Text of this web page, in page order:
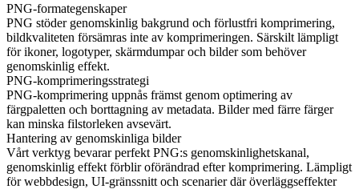
PNG-formategenskaper
PNG stöder genomskinlig bakgrund och förlustfri komprimering,
bildkvaliteten försämras inte av komprimeringen. Särskilt lämpligt
för ikoner, logotyper, skärmdumpar och bilder som behöver
genomskinlig effekt.
PNG-komprimeringsstrategi
PNG-komprimering uppnås främst genom optimering av
färgpaletten och borttagning av metadata. Bilder med färre färger
kan minska filstorleken avsevärt.
Hantering av genomskinliga bilder
Vårt verktyg bevarar perfekt PNG:s genomskinlighetskanal,
genomskinlig effekt förblir oförändrad efter komprimering. Lämpligt
för webbdesign, UI-gränssnitt och scenarier där överläggseffekter